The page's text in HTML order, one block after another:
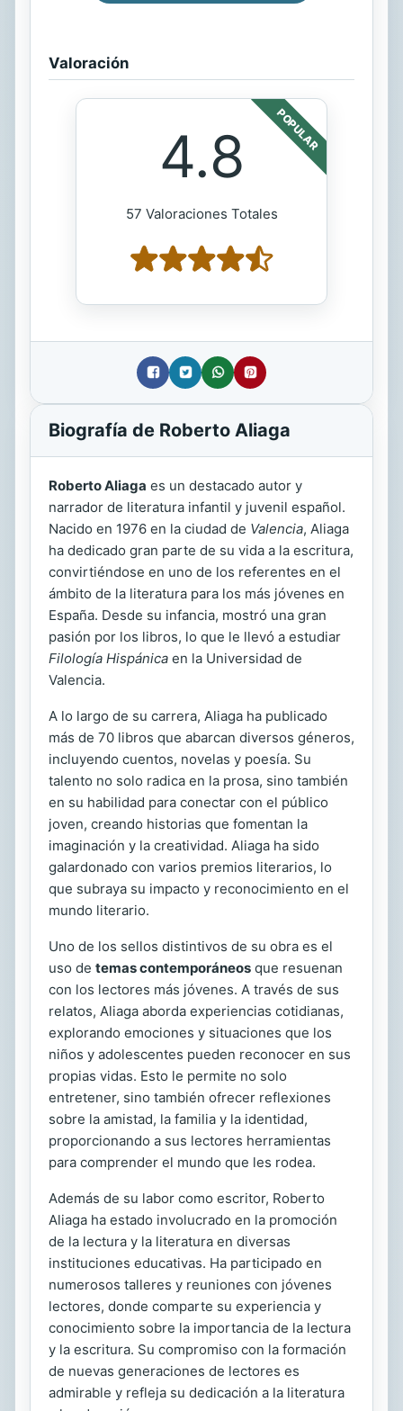
Valoración
POPULAR
4.8
57 Valoraciones Totales
Biografía de Roberto Aliaga
Roberto Aliaga es un destacado autor y
narrador de literatura infantil y juvenil español.
Nacido en 1976 en la ciudad de Valencia, Aliaga
ha dedicado gran parte de su vida a la escritura,
convirtiéndose en uno de los referentes en el
ámbito de la literatura para los más jóvenes en
España. Desde su infancia, mostró una gran
pasión por los libros, lo que le llevó a estudiar
Filología Hispánica en la Universidad de
Valencia.
A lo largo de su carrera, Aliaga ha publicado
más de 70 libros que abarcan diversos géneros,
incluyendo cuentos, novelas y poesía. Su
talento no solo radica en la prosa, sino también
en su habilidad para conectar con el público
joven, creando historias que fomentan la
imaginación y la creatividad. Aliaga ha sido
galardonado con varios premios literarios, lo
que subraya su impacto y reconocimiento en el
mundo literario.
Uno de los sellos distintivos de su obra es el
uso de temas contemporáneos que resuenan
con los lectores más jóvenes. A través de sus
relatos, Aliaga aborda experiencias cotidianas,
explorando emociones y situaciones que los
niños y adolescentes pueden reconocer en sus
propias vidas. Esto le permite no solo
entretener, sino también ofrecer reflexiones
sobre la amistad, la familia y la identidad,
proporcionando a sus lectores herramientas
para comprender el mundo que les rodea.
Además de su labor como escritor, Roberto
Aliaga ha estado involucrado en la promoción
de la lectura y la literatura en diversas
instituciones educativas. Ha participado en
numerosos talleres y reuniones con jóvenes
lectores, donde comparte su experiencia y
conocimiento sobre la importancia de la lectura
y la escritura. Su compromiso con la formación
de nuevas generaciones de lectores es
admirable y refleja su dedicación a la literatura